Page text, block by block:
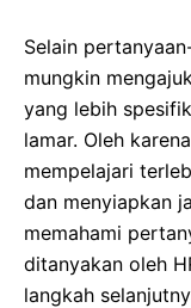
Selain
mungkin
yang lebih
lamar. Oleh
mempelajari
dan menyiapkan
memahami
ditanyakan oleh
langkah